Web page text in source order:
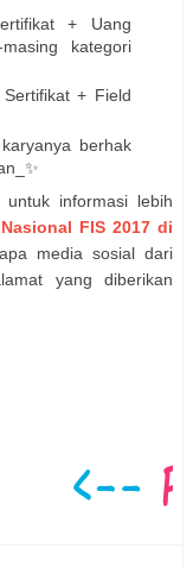
+ Uang
kategori
+ Field
berhak
informasi lebih
FIS 2017 di
media sosial dari
yang diberikan